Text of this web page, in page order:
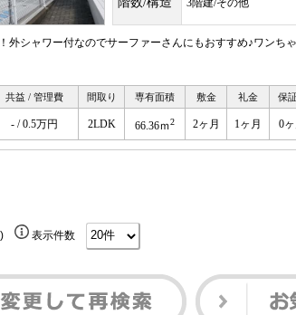
3階建/その他
外シャワー付なのでサーファーさんにもおすすめ♪ワン
共益 / 管理費 間取り 専有面積 敷金 礼金 保
- / 0.5万円 2LDK 66.36ｍ2 2ヶ月 1ヶ月 0ヶ
) 表示件数